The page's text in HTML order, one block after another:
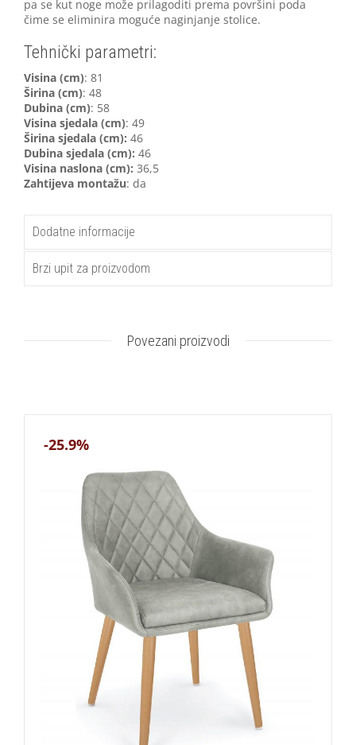
pa se kut noge može prilagoditi prema površini poda
čime se eliminira moguće naginjanje stolice.
Tehnički parametri:
Visina (cm): 81
Širina (cm): 48
Dubina (cm): 58
Visina sjedala (cm): 49
Širina sjedala (cm): 46
Dubina sjedala (cm): 46
Visina naslona (cm): 36,5
Zahtijeva montažu: da
Dodatne informacije
Brzi upit za proizvodom
Povezani proizvodi
-25.9%